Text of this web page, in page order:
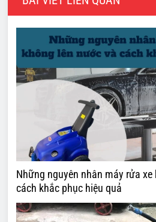
Những nguyên nhân máy rửa
cách khắc phục hiệu quả